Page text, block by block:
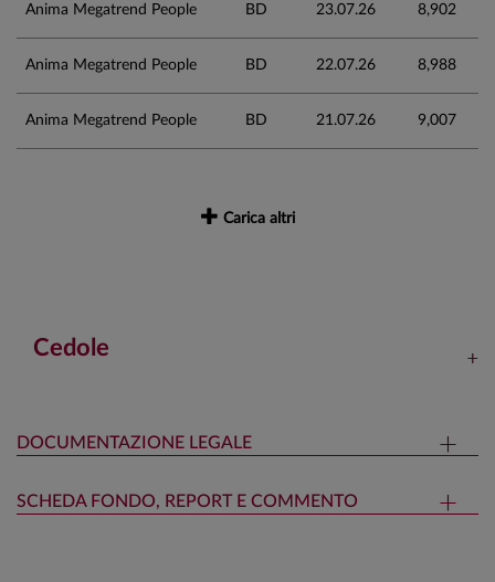
Anima Megatrend People BD 23.07.26 8,902
Anima Megatrend People BD 22.07.26 8,988
Anima Megatrend People BD 21.07.26 9,007
Carica altri
Cedole
DOCUMENTAZIONE LEGALE
SCHEDA FONDO, REPORT E COMMENTO